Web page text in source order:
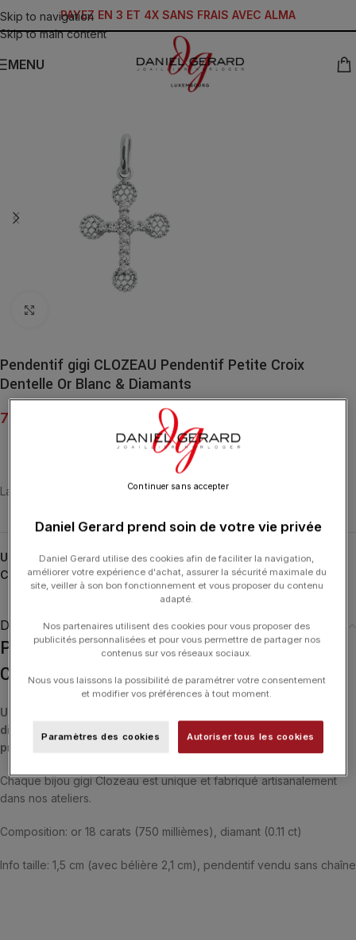
Skip to navigation
Skip to main content
PAYEZ EN 3 ET 4X SANS FRAIS AVEC ALMA
MENU
Pendentif gigi CLOZEAU Pendentif Petite Croix
Dentelle Or Blanc & Diamants
725.00
La croix dentelle, une merveille de finesse et de légèreté
UGS :
B5CD002DI-B
Catégories : GIGI CLOZEAU , Madone, Pendentifs, Pendentifs
Description
Pendentif gigi CLOZEAU Pendentif Petite
Croix Dentelle Or Blanc & Diamants
Un pendentif petite croix dentelle en or 18 carats et 11
diamants par gigi CLOZEAU, tel un précieux talisman qui vous
protège au quotidien.
Chaque bijou gigi Clozeau est unique et fabriqué artisanalement
dans nos ateliers.
Composition: or 18 carats (750 millièmes), diamant (0.11 ct)
Info taille: 1,5 cm (avec bélière 2,1 cm), pendentif vendu sans chaîne
Daniel Gerard prend soin de votre vie privée
Daniel Gerard utilise des cookies afin de faciliter la navigation,
améliorer votre expérience d'achat, assurer la sécurité maximale du
site, veiller à son bon fonctionnement et vous proposer du contenu
adapté.
Nos partenaires utilisent des cookies pour vous proposer des
publicités personnalisées et pour vous permettre de partager nos
contenus sur vos réseaux sociaux.
Nous vous laissons la possibilité de paramétrer votre consentement
et modifier vos préférences à tout moment.
Paramètres des cookies Autoriser tous les cookies
Continuer sans accepter